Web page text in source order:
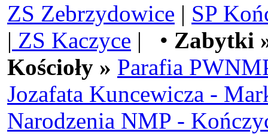
ZS Zebrzydowice | SP
| ZS Kaczyce | • Zabytki
Kościoły » Parafia
Jozafata Kuncewicza -
Narodzenia NMP -